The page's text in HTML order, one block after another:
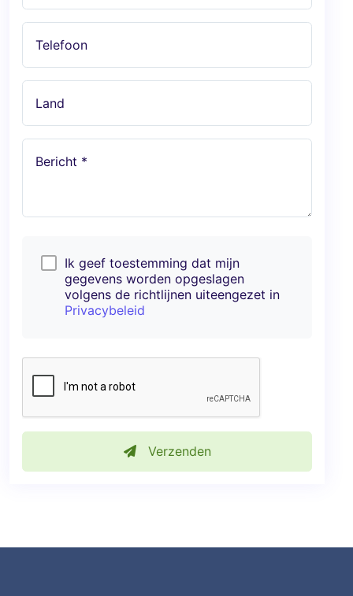
Telefoon
Land
Bericht *
Ik geef toestemming dat mijn
gegevens worden opgeslagen
volgens de richtlijnen uiteengezet in
Privacybeleid
Verzenden